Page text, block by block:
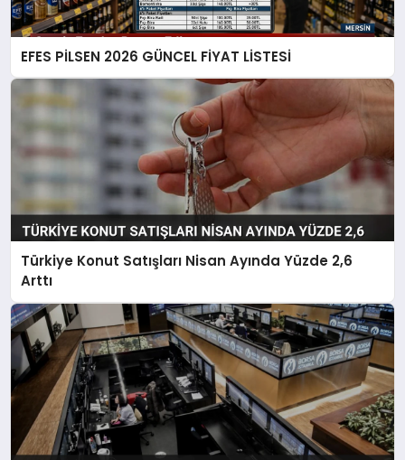
EFES PİLSEN 2026 GÜNCEL FİYAT LİSTESİ
Türkiye Konut Satışları Nisan Ayında Yüzde 2,6
Arttı